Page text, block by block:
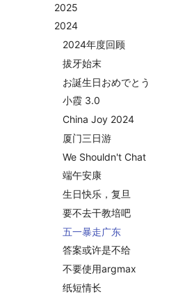
好客山东欢迎我
饮长江水，食武昌鱼
四月天，樱飞舞
葬礼日记
过不寻常年
安庆七日游
泗阳三日游
2025
2025年度回顾
模型训练开销
再游迪士尼
照片有毒
婚礼日记
晚霞·不晚
再游北京
杭州两日游
上海野生动物园一日游
踏春
Happy Pi Day
再游日本
迪士尼一日游
北洋园
2024
2024年度回顾
拔牙始末
お誕生日おめでとう
小霞 3.0
China Joy 2024
厦门三日游
We Shouldn't Chat
端午安康
生日快乐，复旦
要不去干教培吧
五一暴走广东
答案或许是不给
不要使用argmax
纸短情长